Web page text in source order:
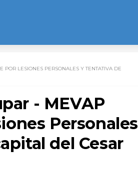
LESIONES PERSONALES Y TENTATIVA DE
- MEVAP
Personales
del Cesar